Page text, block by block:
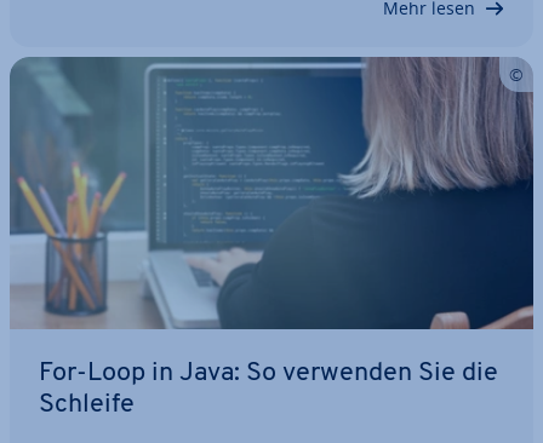
Mehr lesen
For-Loop in Java: So verwenden Sie die
Schleife